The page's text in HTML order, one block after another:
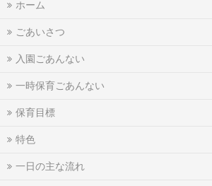
ホーム
ごあいさつ
入園ごあんない
一時保育ごあんない
保育目標
特色
一日の主な流れ